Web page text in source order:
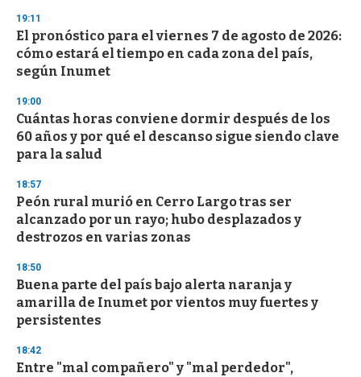
d
s
o
f
3
s
e
c
o
n
d
19:11
El pronóstico para el viernes 7 de agosto de 2026:
cómo estará el tiempo en cada zona del país,
según Inumet
19:00
Cuántas horas conviene dormir después de los
60 años y por qué el descanso sigue siendo clave
para la salud
18:57
Peón rural murió en Cerro Largo tras ser
alcanzado por un rayo; hubo desplazados y
destrozos en varias zonas
18:50
Buena parte del país bajo alerta naranja y
amarilla de Inumet por vientos muy fuertes y
persistentes
18:42
Entre "mal compañero" y "mal perdedor",